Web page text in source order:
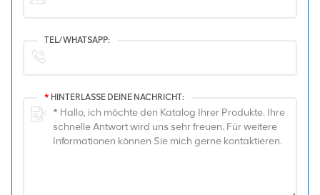
TEL/WHATSAPP:
* HINTERLASSE DEINE NACHRICHT: